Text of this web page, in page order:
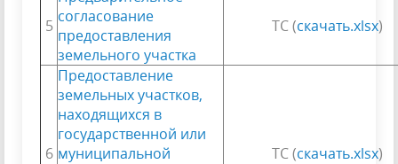
5 согласование
предоставления
земельного участка
ТС (скачать.xlsx)
6
Предоставление
земельных участков,
находящихся в
государственной или
муниципальной
ТС (скачать.xlsx)